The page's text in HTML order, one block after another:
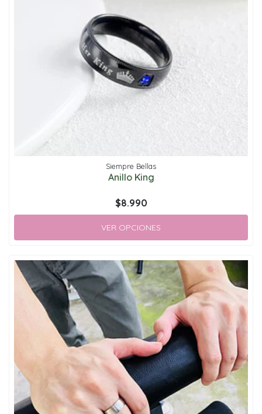
Siempre Bellas
Anillo King
$8.990
VER OPCIONES